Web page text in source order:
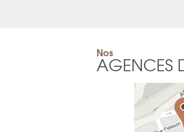
Nos
AGENCES